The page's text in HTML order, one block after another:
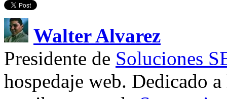
Walter Alvarez
Presidente de Soluciones
hospedaje web. Dedicado